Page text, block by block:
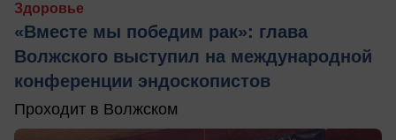
Здоровье
«Вместе мы победим рак»: глава
Волжского выступил на международной
конференции эндоскопистов
Проходит в Волжском